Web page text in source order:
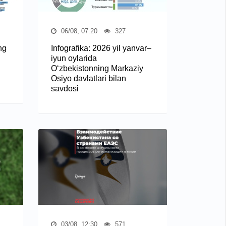
06/08, 07:20 327
Infografika: 2026 yil yanvar–
iyun oylarida
O‘zbekistonning Markaziy
Osiyo davlatlari bilan
savdosi
03/08, 12:30 571